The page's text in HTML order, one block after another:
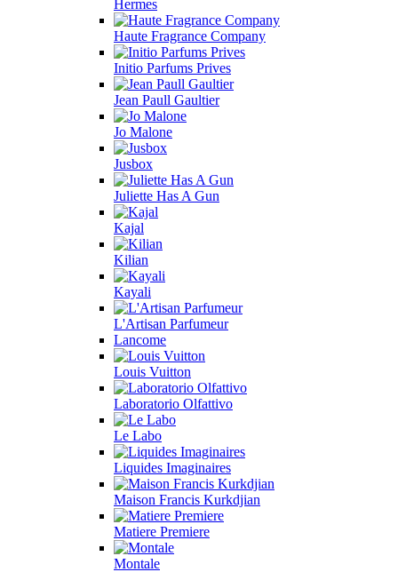
Hermes
Haute Fragrance Company
Initio Parfums Prives
Jean Paull Gaultier
Jo Malone
Jusbox
Juliette Has A Gun
Kajal
Kilian
Kayali
L'Artisan Parfumeur
Lancome
Louis Vuitton
Laboratorio Olfattivo
Le Labo
Liquides Imaginaires
Maison Francis Kurkdjian
Matiere Premiere
Montale